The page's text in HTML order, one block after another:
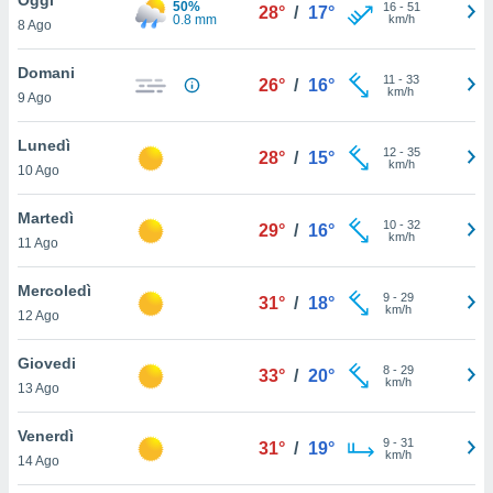
è
al sito
di
ci
di
il
un
la
nella
8 Ago
50%
0.8 mm
28° / 17° 16- 51
km/h
Domani
9 Ago
26° / 16° 11 - 33
km/h
Lunedì
10 Ago
28° / 15° 12- 35
km/h
Martedì
11 Ago
29° / 16° 10- 32
km/h
Mercoledì
12 Ago
31° / 18° 9- 29
km/h
Giovedi
13 Ago
33° / 20° 8- 29
km/h
Venerdì
14 Ago
31° / 19° 9- 31
km/h